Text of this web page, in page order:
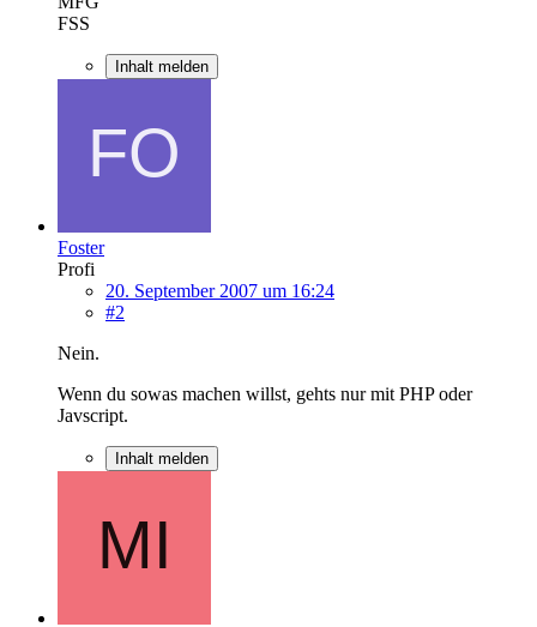
FSS
Inhalt melden
Foster
Profi
20. September 2007 um 16:24
#2
Nein.
Wenn du sowas machen willst, gehts nur mit PHP oder
Javscript.
Inhalt melden